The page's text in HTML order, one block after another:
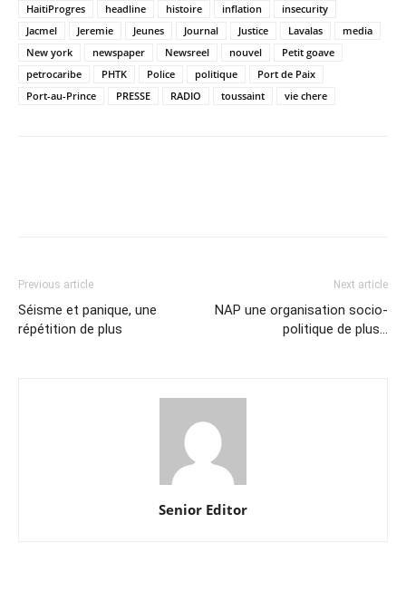
HaitiProgres
headline histoire inflation
insecurity
Jacmel
Jeremie Jeunes Journal Justice Lavalas
media
New york
newspaper Newsreel nouvel
Petit goave
petrocaribe
PHTK Police politique
Port de Paix
Port-au-Prince
PRESSE RADIO toussaint vie chere
Previous article
Séisme et panique, une
répétition de plus
Next article
NAP une organisation socio-
politique de plus…
Senior Editor